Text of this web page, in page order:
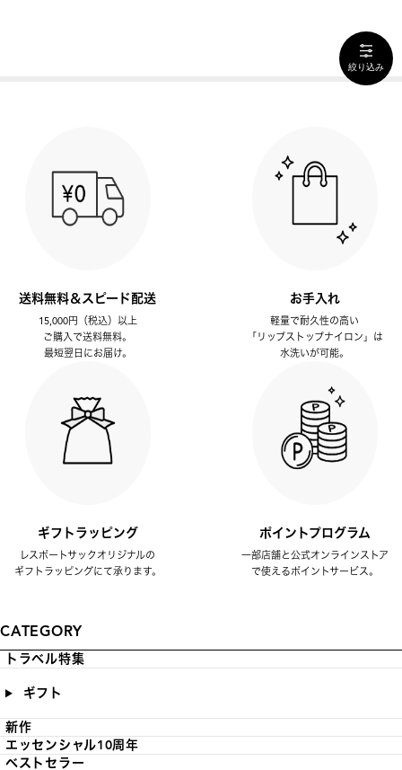
絞り込み
送料無料＆スピード配送
15,000円（税込）以上
ご購入で送料無料。
最短翌日にお届け。
お手入れ
軽量で耐久性の高い
「リップストップナイロン」は
水洗いが可能。
ギフトラッピング
レスポートサックオリジナルの
ギフトラッピングにて承ります。
ポイントプログラム
一部店舗と公式オンラインストア
で使えるポイントサービス。
CATEGORY
トラベル特集
ギフト
新作
エッセンシャル10周年
ベストセラー